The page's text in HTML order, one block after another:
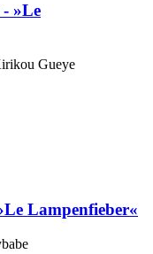
»Le
Gueye
Lampenfieber«